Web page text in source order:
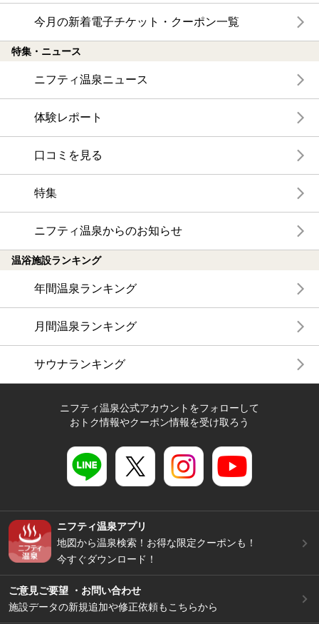
今月の新着電子チケット・クーポン一覧
特集・ニュース
ニフティ温泉ニュース
体験レポート
口コミを見る
特集
ニフティ温泉からのお知らせ
温浴施設ランキング
年間温泉ランキング
月間温泉ランキング
サウナランキング
ニフティ温泉公式アカウントをフォローして
おトク情報やクーポン情報を受け取ろう
ニフティ温泉アプリ
地図から温泉検索！お得な限定クーポンも！
今すぐダウンロード！
ご意見ご要望 ・お問い合わせ
施設データの新規追加や修正依頼もこちらから